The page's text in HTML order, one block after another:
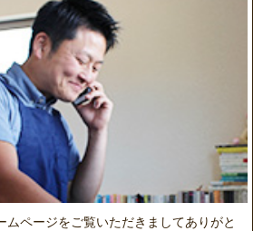
ムページをご覧いただきましてありがと